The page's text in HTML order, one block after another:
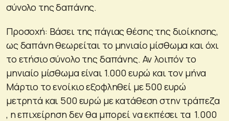
σύνολο της δαπάνης.
Προσοχή: Βάσει της πάγιας θέσης της διοίκησης,
ως δαπάνη θεωρείται το μηνιαίο μίσθωμα και όχι
το ετήσιο σύνολο της δαπάνης. Αν λοιπόν το
μηνιαίο μίσθωμα είναι 1.000 ευρώ και τον μήνα
Μάρτιο το ενοίκιο εξοφληθεί με 500 ευρώ
μετρητά και 500 ευρώ με κατάθεση στην τράπεζα
, η επιχείρηση δεν θα μπορεί να εκπέσει τα 1.000